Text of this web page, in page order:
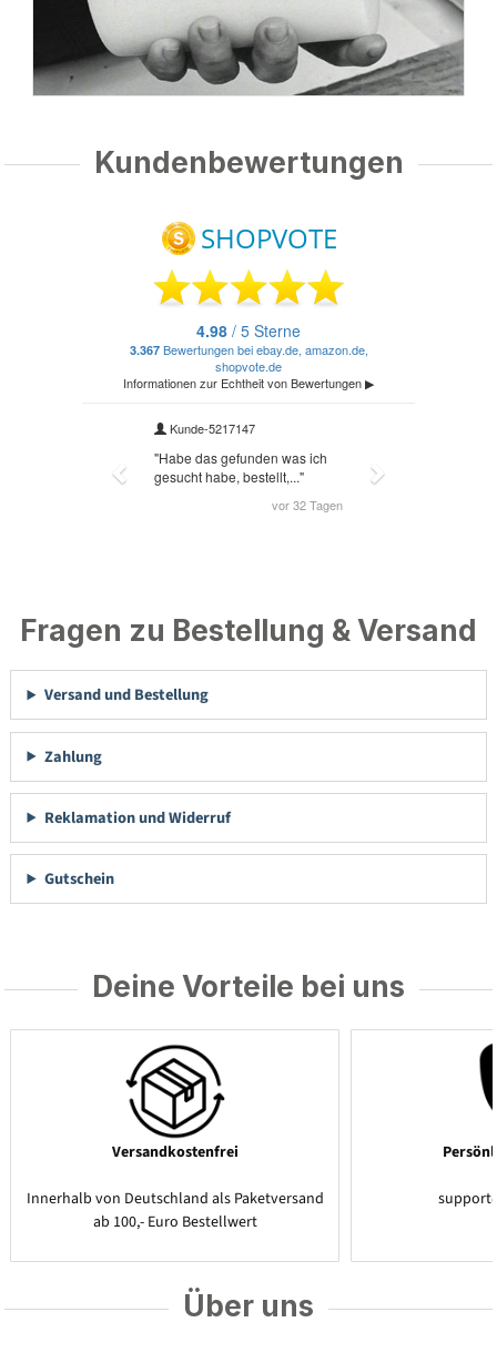
Kundenbewertungen
Fragen zu Bestellung & Versand
Versand und Bestellung
Zahlung
Reklamation und Widerruf
Gutschein
Deine Vorteile bei uns
Versandkostenfrei
Innerhalb von Deutschland als Paketversand
ab 100,- Euro Bestellwert
Über uns